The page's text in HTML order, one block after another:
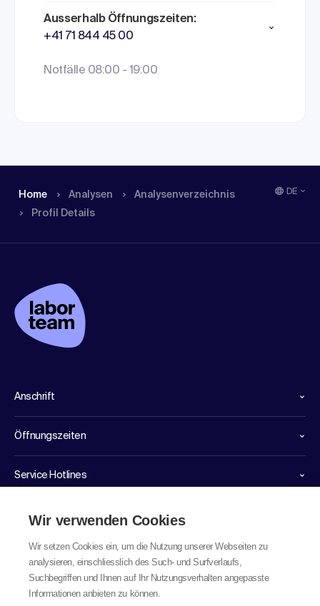
Ausserhalb Öffnungszeiten:
+41 71 844 45 00
Notfälle 08:00 - 19:00
Home Analysen
Analysen­verzeichnis
Profil Details
DE
Anschrift
Öffnungszeiten
Service Hotlines
LinksWir verwenden Cookies
Wir setzen Cookies ein, um die Nutzung unserer Webseiten zu
analysieren, einschliesslich des Such- und Surfverlaufs,
Suchbegriffen und Ihnen auf Ihr Nutzungsverhalten angepasste
Informationen anbieten zu können.